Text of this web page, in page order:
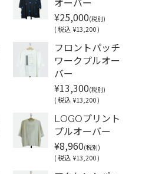
オーバー
¥25,000(税別)
(税込 ¥13,200 )
フロントパッチ
ワークプルオー
バー
¥13,300(税別)
(税込 ¥13,200 )
LOGOプリント
プルオーバー
¥8,960(税別)
(税込 ¥13,200 )